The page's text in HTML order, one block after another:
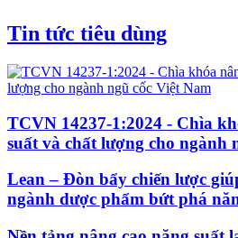
Tin tức tiêu dùng
TCVN 14237-1:2024 - Chìa
suất và chất lượng cho ngành
Lean – Đòn bẩy chiến lược
ngành dược phẩm bứt phá